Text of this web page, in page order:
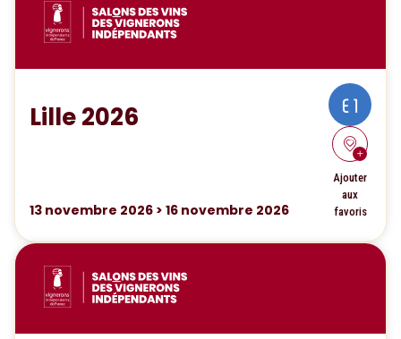
Lille 2026
13 novembre 2026 > 16 novembre 2026
E 1
Ajouter
aux
favoris